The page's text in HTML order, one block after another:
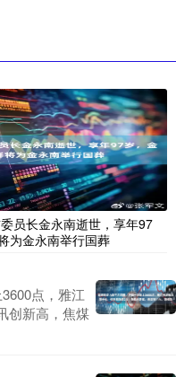
员长金永南逝世，享年97
为金永南举行国葬
点，雅江
创新高，焦煤